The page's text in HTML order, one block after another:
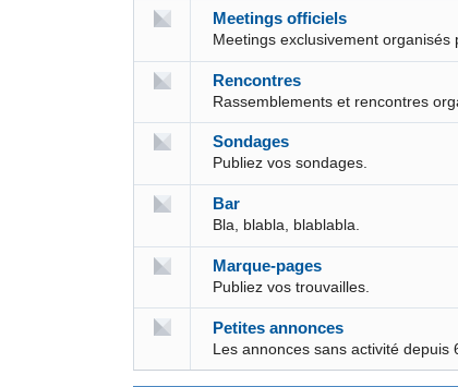
Meetings officiels
Meetings exclusivement
Rencontres
Rassemblements et rencontres
Sondages
Publiez vos sondages.
Bar
Bla, blabla, blablabla.
Marque-pages
Publiez vos trouvailles.
Petites annonces
Les annonces sans activité depuis